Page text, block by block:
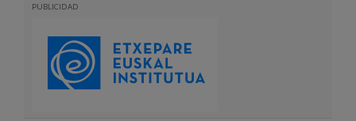
PUBLICIDAD